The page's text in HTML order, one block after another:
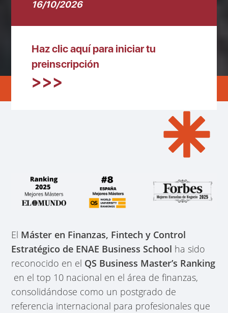
16/10/2026
Haz clic aquí para iniciar tu
preinscripción
El Máster en Finanzas, Fintech y Control
Estratégico de ENAE Business School ha sido
reconocido en el QS Business Master’s Ranking
en el top 10 nacional en el área de finanzas,
consolidándose como un postgrado de
referencia internacional para profesionales que